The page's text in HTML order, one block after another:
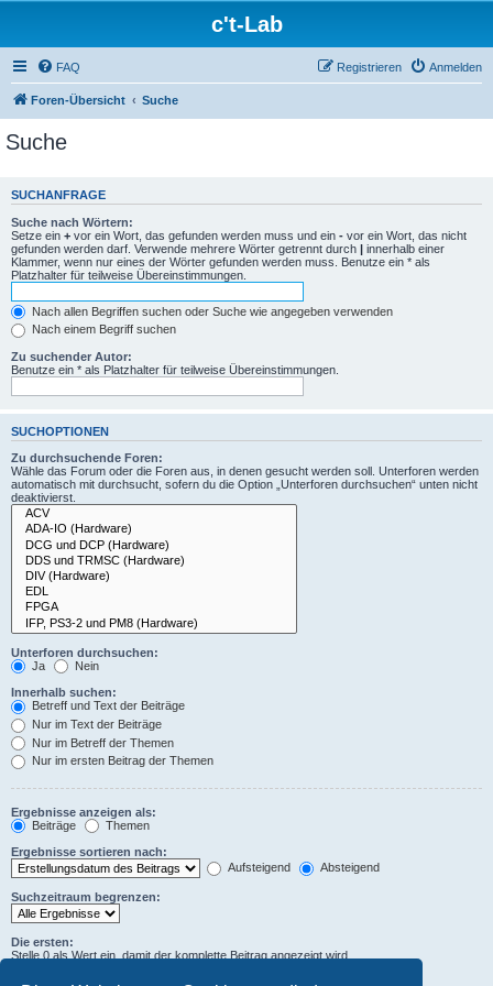
c't-Lab
FAQ Anmelden
Registrieren
Foren-Übersicht Suche
Suche
SUCHANFRAGE
Suche nach Wörtern:
Setze ein + vor ein Wort, das gefunden werden muss und ein - vor ein Wort, das nicht
gefunden werden darf. Verwende mehrere Wörter getrennt durch | innerhalb einer
Klammer, wenn nur eines der Wörter gefunden werden muss. Benutze ein * als
Platzhalter für teilweise Übereinstimmungen.
Nach allen Begriffen suchen oder Suche wie angegeben verwenden
Nach einem Begriff suchen
Zu suchender Autor:
Benutze ein * als Platzhalter für teilweise Übereinstimmungen.
SUCHOPTIONEN
Zu durchsuchende Foren:
Wähle das Forum oder die Foren aus, in denen gesucht werden soll. Unterforen werden
automatisch mit durchsucht, sofern du die Option „Unterforen durchsuchen“ unten nicht
deaktivierst.
Unterforen durchsuchen:
Ja
Nein
Innerhalb suchen:
Betreff und Text der Beiträge
Nur im Text der Beiträge
Nur im Betreff der Themen
Nur im ersten Beitrag der Themen
Ergebnisse anzeigen als:
Beiträge
Themen
Ergebnisse sortieren nach:
Aufsteigend
Absteigend
Suchzeitraum begrenzen:
Die ersten:
Stelle 0 als Wert ein, damit der komplette Beitrag angezeigt wird.